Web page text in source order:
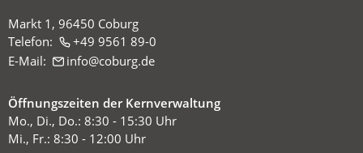
Markt 1, 96450 Coburg
Telefon:
+49 9561 89-0
E-Mail:
info coburg de
Öffnungszeiten der Kernverwaltung
Mo., Di., Do.: 8:30 - 15:30 Uhr
Mi., Fr.: 8:30 - 12:00 Uhr